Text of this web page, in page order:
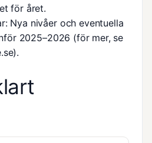
för året.
Nya nivåer och eventuella
2025–2026 (för mer, se
).